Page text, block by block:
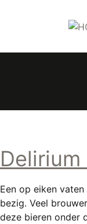
Een op eiken
bezig. Veel
deze bieren onder